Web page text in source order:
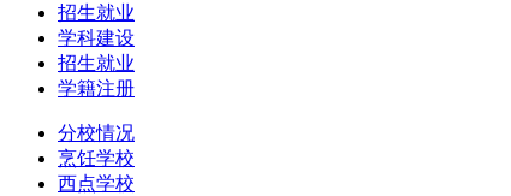
招生就业
学科建设
招生就业
学籍注册
分校情况
烹饪学校
西点学校